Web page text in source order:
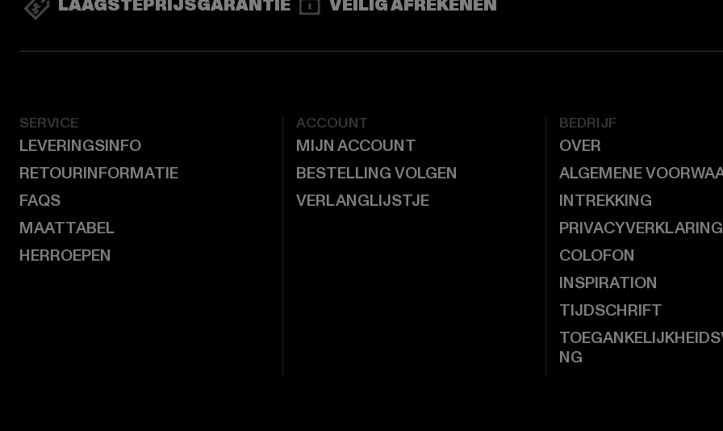
LAAGSTEPRIJSGARANTIE VEILIG AFREKENEN
SERVICE
LEVERINGSINFO
RETOURINFORMATIE
FAQS
MAATTABEL
HERROEPEN
ACCOUNT
MIJN ACCOUNT
BESTELLING VOLGEN
VERLANGLIJSTJE
BEDRIJF
OVER
ALGEMENE
INTREKKING
PRIVACYVERKLARING
COLOFON
INSPIRATION
TIJDSCHRIFT
NG